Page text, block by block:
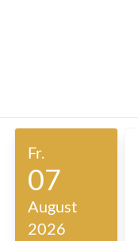
Fr.
07
August
2026